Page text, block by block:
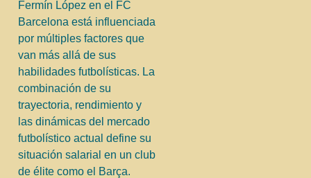
Fermín López en el FC
Barcelona está influenciada
por múltiples factores que
van más allá de sus
habilidades futbolísticas. La
combinación de su
trayectoria, rendimiento y
las dinámicas del mercado
futbolístico actual define su
situación salarial en un club
de élite como el Barça.